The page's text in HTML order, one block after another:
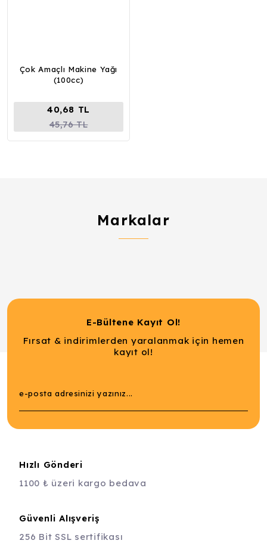
Çok Amaçlı Makine Yağı
(100cc)
40,68 TL
45,76 TL
Markalar
E-Bültene Kayıt Ol!
Fırsat & indirimlerden yaralanmak için hemen
kayıt ol!
Hızlı Gönderi
1100 ₺ üzeri kargo bedava
Güvenli Alışveriş
256 Bit SSL sertifikası